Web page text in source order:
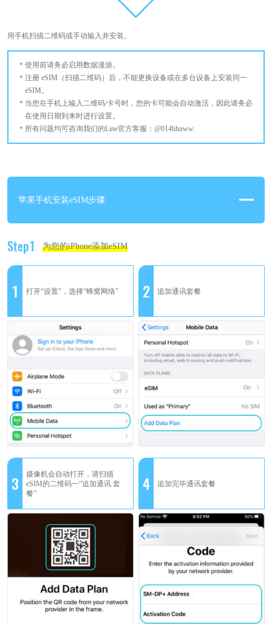
用手机扫描二维码或手动输入并安装。
使用前请务必启用数据漫游。
注册 eSIM（扫描二维码）后，不能更换设备或在多台设备上安装同一
eSIM。
当您在手机上输入二维码/卡号时，您的卡可能会自动激活，因此请务必
在使用日期到来时进行设置。
所有问题均可咨询我们的Line官方客服：@014hhnww.
苹果手机安装eSIM步骤
Step1 为您的iPhone添加eSIM
1 打开“设置”，选择“蜂窝网络” 2 追加通讯套餐
3
摄像机会自动打开，请扫描
eSIM的二维码一“追加通讯 套
餐”
4 追加完毕通讯套餐